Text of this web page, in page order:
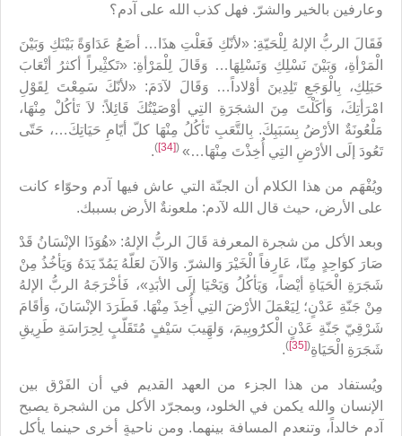
وعارفين بالخير والشرّ. فهل كذب الله على آدم؟
فَقَالَ الربُّ الإلهُ لِلْحَيّةِ: «لأنّكِ فَعَلْتِ هذَا… أضَعُ عَدَاوَةً بَيْنَكِ وَبَيْنَ
الْمَرْأةِ، وَبَيْنَ نَسْلِكِ وَنَسْلِهَا… وَقَالَ لِلْمَرْأةِ: «تَكثِْيراً أكثرُ أتْعَابَ
حَبَلِكِ، بِالْوَجَعِ تَلِدِينَ أوْلاداً… وَقَالَ لآدَمَ: «لأنّكَ سَمِعْتَ لِقَوْلِ
امْرَأتِكَ، وَأكَلْتَ مِنَ الشجَرَةِ التِي أوْصَيْتُكَ قَائِلاً: لاَ تَأكُلْ مِنْهَا،
مَلْعُونَةٌ الأرْضُ بِسَبَبِكَ. بِالتَّعَبِ تَأكُلُ مِنْهَا كلّ أيّامِ حَيَاتِكَ…، حَتّى
تَعُودَ إلَى الأرْضِ التِي أُخِذْتَ مِنْهَا…» (
[34]
)
.
ويُفْهَم من هذا الكلام أن الجنّة التي عاش فيها آدم وحوّاء كانت
على الأرض، حيث قال الله لآدم: ملعونةٌ الأرض بسببك.
وبعد الأكل من شجرة المعرفة قَالَ الربُّ الإلهُ: «هُوَذَا الإنْسَانُ قَدْ
صَارَ كوََاحِدٍ مِنّا، عَارِفاً الْخَيْرَ وَالشرّ. وَالآنَ لعََلّهُ يَمُدّ يَدَهُ وَيَأخُذُ مِنْ
شَجَرَةِ الْحَيَاةِ أيْضاً، وَيَأكُلُ وَيَحْيَا إلَى الأبَدِ»، فَأخْرَجَهُ الربُّ الإلهُ
مِنْ جَنّةِ عَدْنٍ؛ لِيَعْمَلَ الأرْضَ التِي أُخِذَ مِنْهَا. فَطَرَدَ الإنْسَانَ، وَأقَامَ
شَرْقِيّ جَنّةِ عَدْنٍ الْكرَُوبِيمَ، وَلهَِيبَ سَيْفٍ مُتَقَلّبٍ لِحِرَاسَةِ طَرِيقِ
شَجَرَةِ الْحَيَاةِ(
[35]
)
.
ويُستفاد من هذا الجزء من العهد القديم في أن الفَرْق بين
الإنسان والله يكمن في الخلود، وبمجرّد الأكل من الشجرة يصبح
آدم خالداً، وتنعدم المسافة بينهما. ومن ناحيةٍ أخرى حينما يأكل